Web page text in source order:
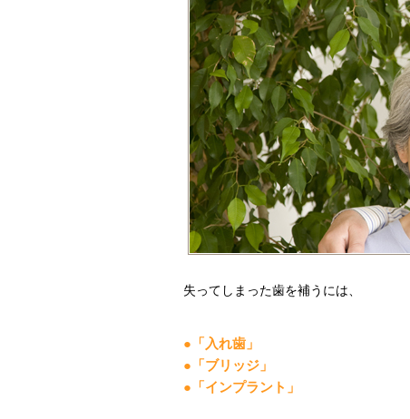
失ってしまった歯を補うには、
●「入れ歯」
●「ブリッジ」
●「インプラント」